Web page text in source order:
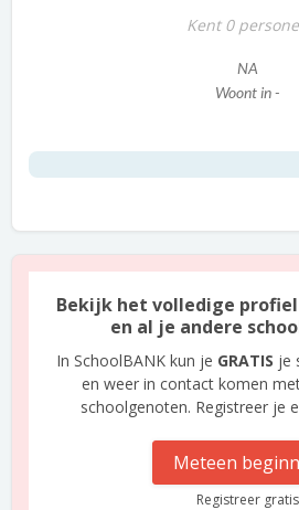
Kent 0
NA
Woont in -
Bekijk het volledige
en al je andere
In SchoolBANK kun je GRATIS je
en weer in contact komen
schoolgenoten. Registreer je
Meteen
Registreer gratis